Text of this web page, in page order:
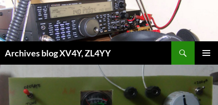
Aller
au
contenu
Archives blog XV4Y, ZL4YY